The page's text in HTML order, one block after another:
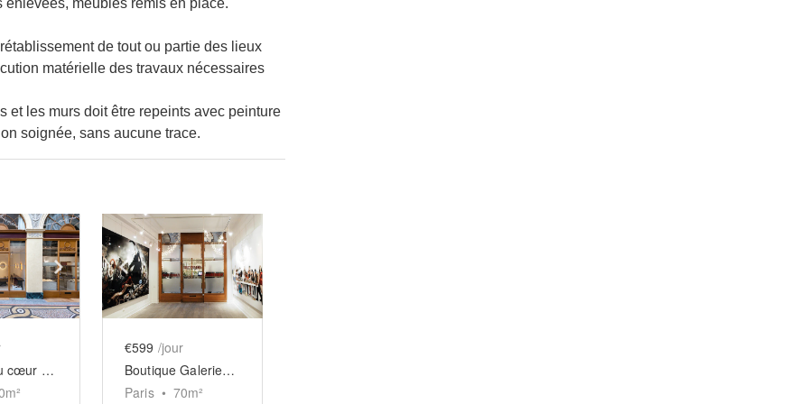
meubles remis en place.
de tout ou partie des lieux
matérielle des travaux nécessaires
et les murs doit être repeints avec peinture
soignée, sans aucune trace.
slideShow next slide
Espace au cœur de la Galerie Vivienne
m²
Show previous slide
€599 /jour
Boutique Galerie Vivienne
Paris • 70m²